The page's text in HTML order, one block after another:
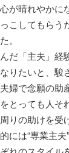
が晴れやかに
こしてもらう
。
だ「主夫」経
りたいと、駿
婦で念願の助
とっても人そ
りの助けを受
には“専業主夫